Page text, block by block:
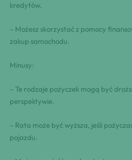
kredytów.
– Możesz skorzystać z pomocy
zakup samochodu.
Minusy:
– Te rodzaje pożyczek mogą być
perspektywie.
– Rata może być wyższa, jeśli
pojazdu.